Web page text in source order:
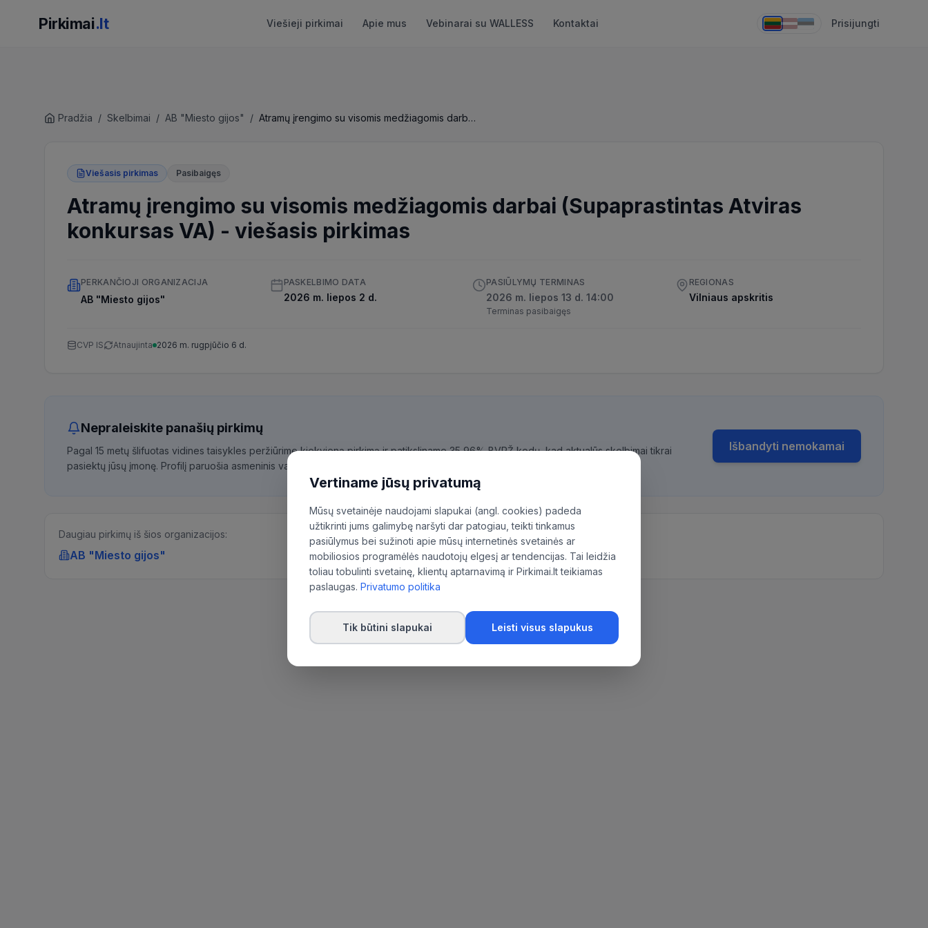
Pirkimai.lt Viešieji pirkimai Apie mus Vebinarai su WALLESS Kontaktai Prisijungti
Pradžia / Skelbimai / AB "Miesto gijos" / Atramų įrengimo su visomis medžiagomis darbai (Supaprastintas Atviras konkursas VA)
Viešasis pirkimas Pasibaigęs
Atramų įrengimo su visomis medžiagomis darbai (Supaprastintas Atviras
konkursas VA) - viešasis pirkimas
PERKANČIOJI ORGANIZACIJA
AB "Miesto gijos"
PASKELBIMO DATA
2026 m. liepos 2 d.
PASIŪLYMŲ TERMINAS
2026 m. liepos 13 d. 14:00
Terminas pasibaigęs
REGIONAS
Vilniaus apskritis
CVP IS Atnaujinta 2026 m. rugpjūčio 6 d.
Nepraleiskite panašių pirkimų
Pagal 15 metų šlifuotas vidines taisykles peržiūrime kiekvieną pirkimą ir patiksliname 35,96% BVPŽ kodų, kad aktualūs skelbimai tikrai
pasiektų jūsų įmonę. Profilį paruošia asmeninis vadybininkas.
Išbandyti nemokamai
Daugiau pirkimų iš šios organizacijos:
AB "Miesto gijos"
Vertiname jūsų privatumą
Mūsų svetainėje naudojami slapukai (angl. cookies) padeda
užtikrinti jums galimybę naršyti dar patogiau, teikti tinkamus
pasiūlymus bei sužinoti apie mūsų internetinės svetainės ar
mobiliosios programėlės naudotojų elgesį ar tendencijas. Tai leidžia
toliau tobulinti svetainę, klientų aptarnavimą ir Pirkimai.lt teikiamas
paslaugas. Privatumo politika
Tik būtini slapukai Leisti visus slapukus